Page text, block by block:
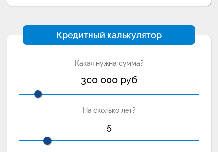
Кредитный калькулятор
Какая нужна сумма?
300 000 руб
На сколько лет?
5